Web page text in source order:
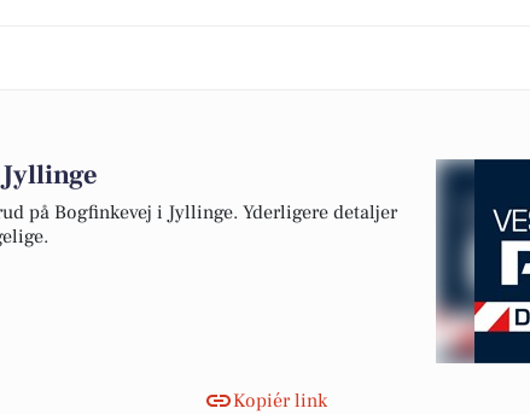
på Bogfinkevej i Jyllinge. Yderligere detaljer
Kopiér link